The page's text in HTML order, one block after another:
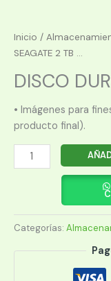
Inicio /
SEAGATE 2 TB ...
DISCO
• Imágenes para
producto final).
DISCO
DURO
TB
5400
Categorías: